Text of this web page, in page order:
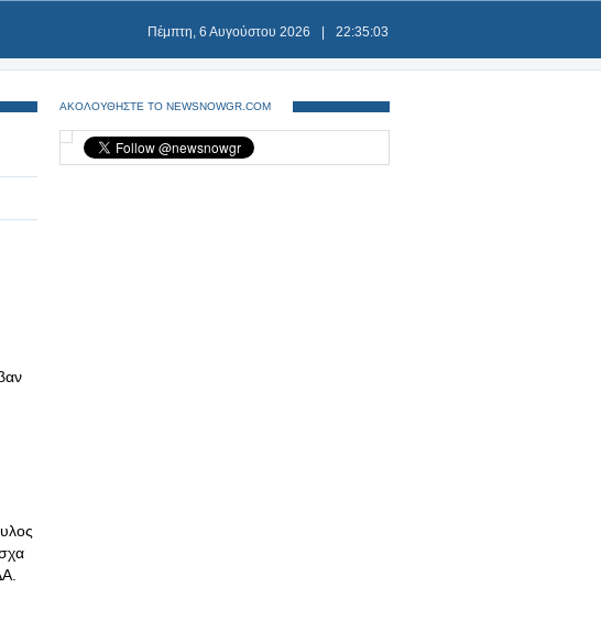
Πέμπτη, 6 Αυγούστου 2026 22:35:03
ΑΚΟΛΟΥΘΗΣΤΕ ΤΟ NEWSNOWGR.COM